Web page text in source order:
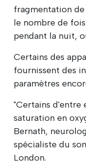
fragmentation
le nombre de
pendant la nuit,
Certains des
fournissent des
paramètres
"Certains d'entre
saturation en
Bernath,
spécialiste du
London.